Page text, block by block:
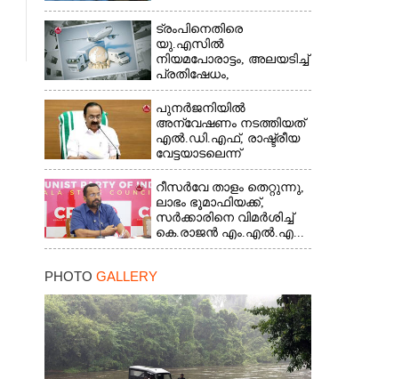
ട്രംപിനെതിരെ
യു.എസിൽ
നിയമപോരാട്ടം, അലയടിച്ച്
പ്രതിഷേധം,
ഭയന്നുവിറച്ച്...
പുനർജനിയിൽ
അന്വേഷണം നടത്തിയത്
എൽ.ഡി.എഫ്, രാഷ്ട്രീയ
വേട്ടയാടലെന്ന്
പറഞ്ഞിട്ടില്ല...
റീസർവേ താളം തെറ്റുന്നു,
ലാഭം ഭൂമാഫിയക്ക്,
സർക്കാരിനെ വിമർശിച്ച്
കെ.രാജൻ എം.എൽ.എ...
PHOTO GALLERY